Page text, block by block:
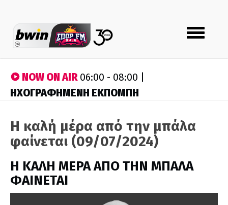
Toggle
navigation
NOW ON AIR06:00 - 08:00 |
ΗΧΟΓΡΑΦΗΜΕΝΗ ΕΚΠΟΜΠΗ
Η καλή μέρα από την μπάλα
φαίνεται (09/07/2024)
H ΚΑΛΗ ΜΕΡΑ ΑΠΟ ΤΗΝ ΜΠΑΛΑ
ΦΑΙΝΕΤΑΙ